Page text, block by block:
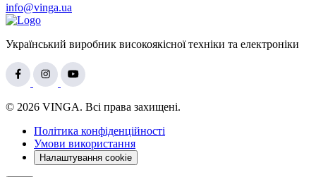
info@vinga.ua
Український виробник високоякісної техніки та електроніки
© 2026 VINGA. Всі права захищені.
Політика конфіденційності
Умови використання
Налаштування cookie